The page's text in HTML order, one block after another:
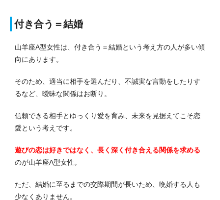
付き合う＝結婚
山羊座A型女性は、付き合う＝結婚という考え方の人が多い傾
向にあります。
そのため、適当に相手を選んだり、不誠実な言動をしたりす
るなど、曖昧な関係はお断り。
信頼できる相手とゆっくり愛を育み、未来を見据えてこそ恋
愛という考えです。
遊びの恋は好きではなく、長く深く付き合える関係を求める
のが山羊座A型女性。
ただ、結婚に至るまでの交際期間が長いため、晩婚する人も
少なくありません。